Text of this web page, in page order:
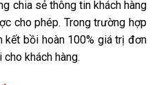
chia sẻ thông tin khách hàng
cho phép. Trong trường hợp
kết bồi hoàn 100% giá trị đơn
khách hàng.